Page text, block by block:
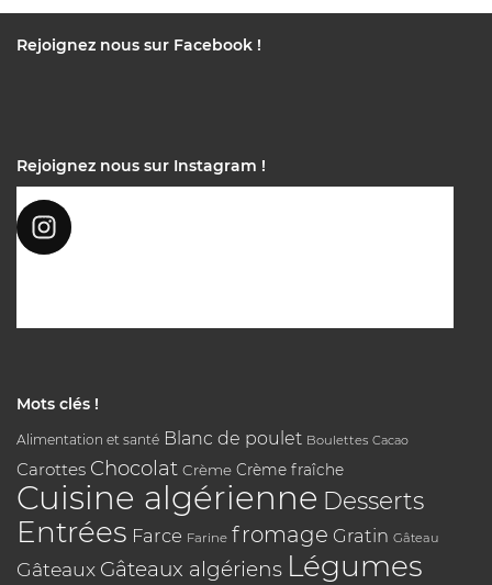
Rejoignez nous sur Facebook !
Rejoignez nous sur Instagram !
Mots clés !
Alimentation et santé Blanc de poulet Boulettes Cacao
Carottes Chocolat Crème Crème fraîche
Cuisine algérienne Desserts
Entrées Farce Farine fromage Gratin Gâteau
Gâteaux Gâteaux algériens Légumes